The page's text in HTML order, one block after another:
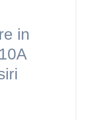
in